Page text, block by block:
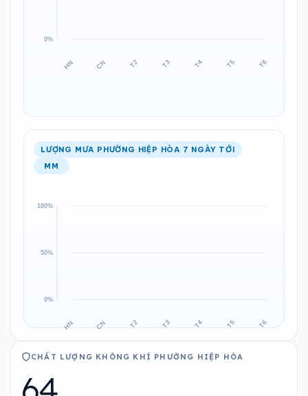
LƯỢNG MƯA PHƯỜNG HIỆP HÒA 7 NGÀY TỚI
MM
CHẤT LƯỢNG KHÔNG KHÍ PHƯỜNG HIỆP HÒA